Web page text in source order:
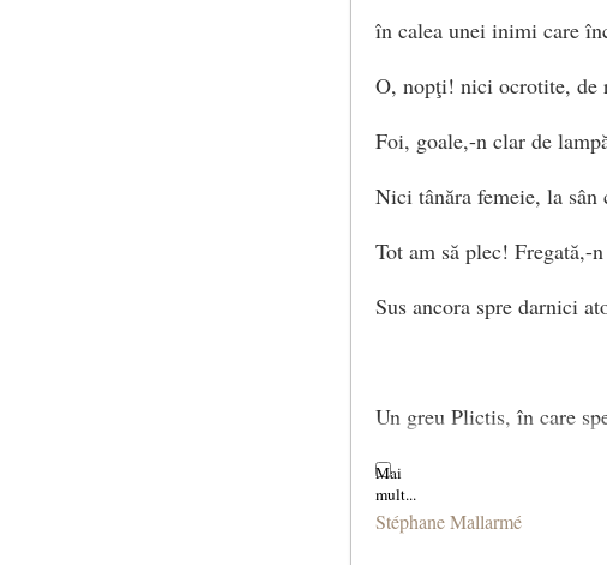
în calea unei inimi care
O, nopţi! nici ocrotite, de
Foi, goale,-n clar de
Nici tânăra femeie, la sân
Tot am să plec! Fregată,-
Sus ancora spre darnici
Un greu Plictis, în care
Mai crede-n bun-rămasul
Şi, ispitind furtuna, înaltele
Stéphane Mallarmé